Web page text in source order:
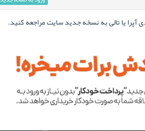
آپرا یا تالی به نسخه جدید سایت مراجعه کنید.